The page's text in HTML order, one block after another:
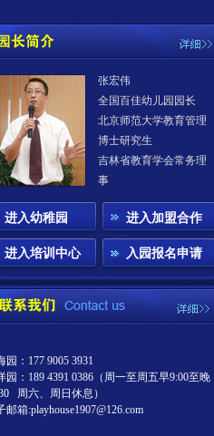
张宏伟
全国百佳幼儿园园长
北京师范大学教育管理
博士研究生
吉林省教育学会常务理
事
进入幼稚园
进入培训中心
进入加盟合作
入园报名申请
园：177 9005 3931
园：189 4391 0386（周一至周五早9:00至晚
周六、周日休息）
邮箱:playhouse1907@126.com